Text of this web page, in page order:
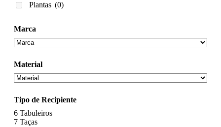
Plantas (0)
Marca
Material
Tipo de Recipiente
6 Tabuleiros
7 Taças